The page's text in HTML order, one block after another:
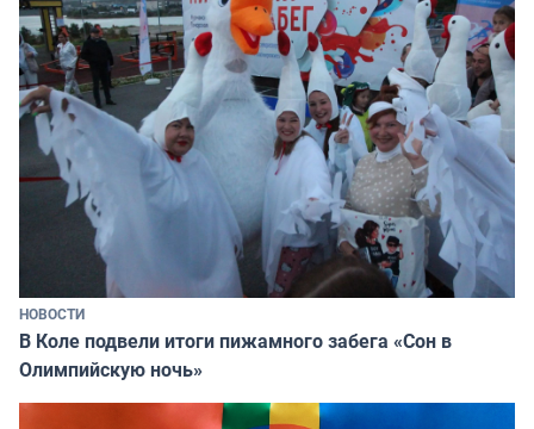
НОВОСТИ
В Коле подвели итоги пижамного забега «Сон в
Олимпийскую ночь»